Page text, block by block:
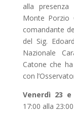
alla
Monte Porzio
comandante
del Sig.
Nazionale
Catone che
con
Venerdì 23
17:00 alla 23:00